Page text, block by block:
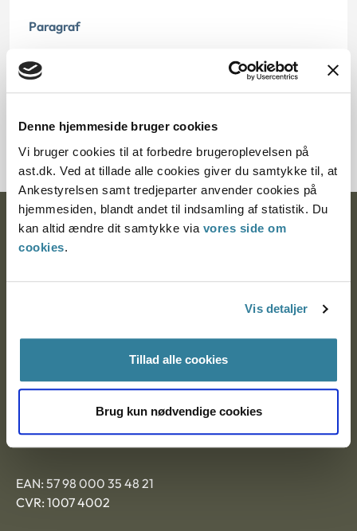
Denne hjemmeside bruger cookies
Vi bruger cookies til at forbedre brugeroplevelsen på
ast.dk. Ved at tillade alle cookies giver du samtykke til, at
Ankestyrelsen samt tredjeparter anvender cookies på
hjemmesiden, blandt andet til indsamling af statistik. Du
kan altid ændre dit samtykke via vores side om
cookies.
Vis detaljer
Tillad alle cookies
Brug kun nødvendige cookies
Paragraf
§ 25
2000424-07
Ankestyrelsen
Ankestyrelsen København
EAN: 57 98 000 35 48 21
CVR: 1007 4002